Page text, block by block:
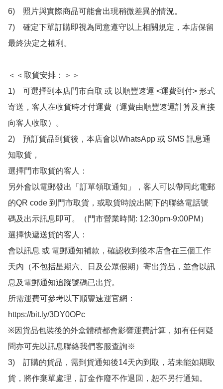
6)　照片與實際商品可能會出現稍微差異的情況。
7)　確定下單訂購即視為同意遵守以上相關規定，本店保留
最終決定之權利。
＜＜取貨安排：＞＞
1)　可選擇到本店門市自取 或 以順豐速運 <運費到付> 形式
寄送，客人在收貨時才付運費（運費由順豐速運計算及直接
向客人收取）。
2)　預訂貨品到貨後，本店會以WhatsApp 或 SMS 訊息通
知取貨，
選擇門市取貨的客人：
另外會以電郵發出「訂單領取通知」，客人可以帶同此電郵
的QR code 到門市取貨，或取貨時說出閣下的聯絡電話號
碼及出示訊息即可。（門市營業時間: 12:30pm-9:00PM）
選擇快遞送貨的客人：
會以訊息 或 電郵通知補款，確認收到後本店會在三個工作
天內（不包括星期六、日及公眾假期）寄出貨品，並會以訊
息及電郵通知追蹤號碼已出貨。
所需運費可參考以下順豐速運官網：
https://bit.ly/3DY0OPc
※因貨品包裝後的外盒體積都會影響運費計算，如有任何疑
問亦可先以訊息聯絡我們客服查詢※
3)　訂購的貨品，需到貨通知後14天內到取，若未能如期取
貨，將作棄單處理，訂金作廢不作退回，恕不另行通知。